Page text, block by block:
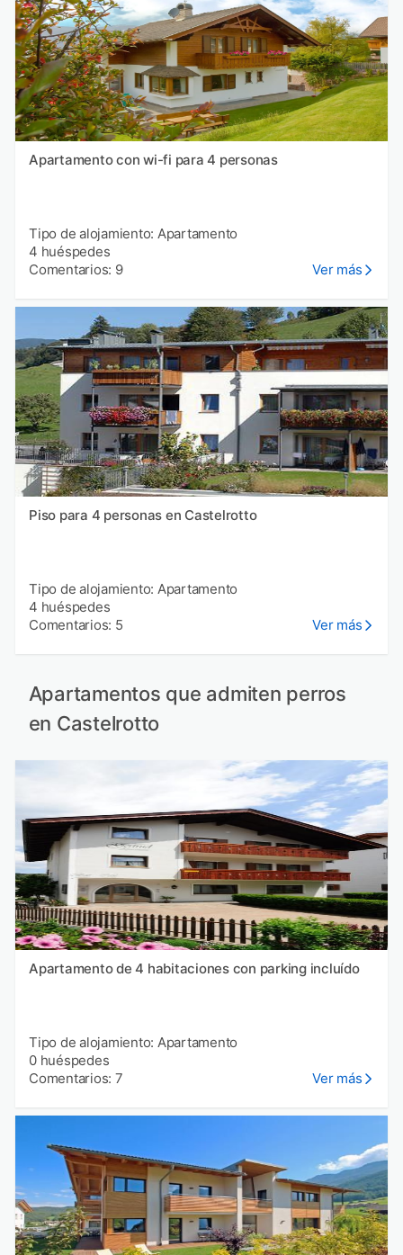
Apartamento con wi-fi para 4 personas
Tipo de alojamiento: Apartamento
4 huéspedes
Comentarios: 9
Ver más
Piso para 4 personas en Castelrotto
Tipo de alojamiento: Apartamento
4 huéspedes
Comentarios: 5
Ver más
Apartamentos que admiten perros
en Castelrotto
Apartamento de 4 habitaciones con parking incluído
Tipo de alojamiento: Apartamento
0 huéspedes
Comentarios: 7
Ver más